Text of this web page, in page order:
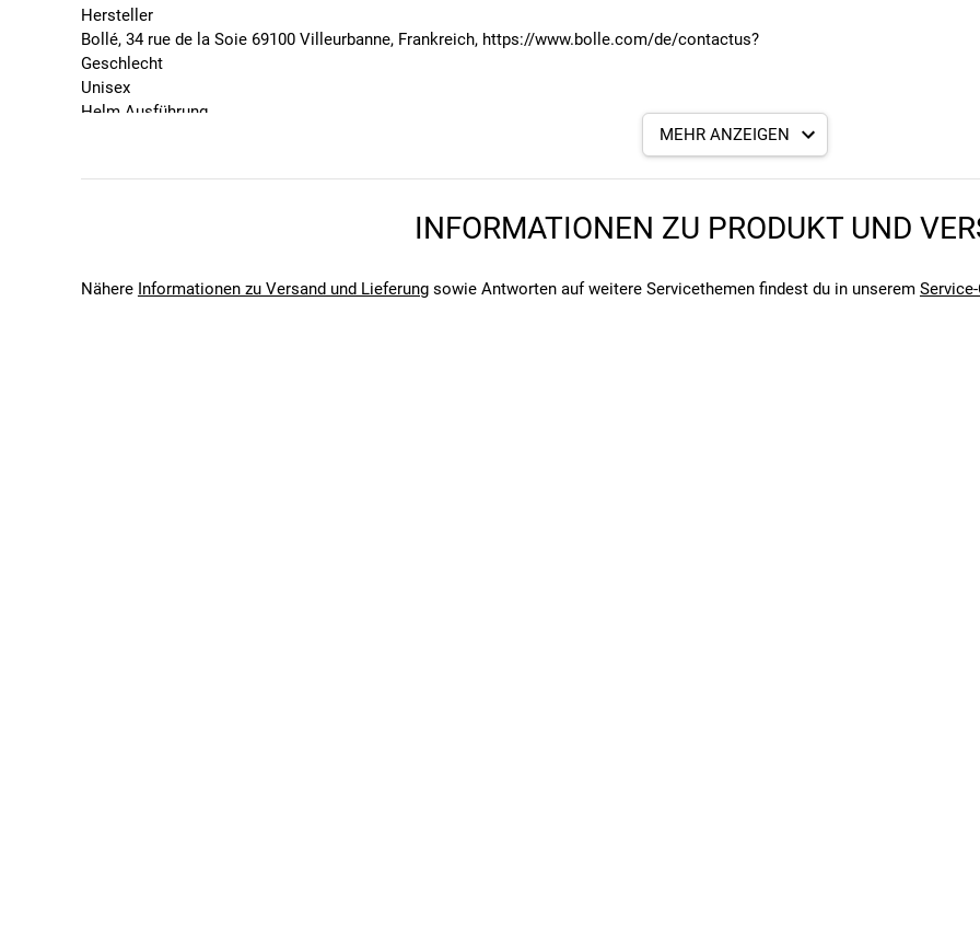
MIPS
Click-To-Fit System: Passform Ihres Helms einfach und schnell ins kleinste Detail anpassen. Der Verstellknopf aus
festzuziehen oder zu lockern, selbst wenn Sie Handschuhe tragen!
Eco-Friendliy Materials
Gewicht: 240g (Herstellerangabe)
Hersteller
Bollé, 34 rue de la Soie 69100 Villeurbanne, Frankreich, https://www.bolle.com/de/contactus?
Geschlecht
Unisex
Helm Ausführung
52, 53, 54, 55
Aktion
Bitte beachte, dass es zu Abweichungen zwischen den angegebenen- und den verbauten Komponenten bei Fahrrädern
MEHR ANZEIGEN
INFORMATIONEN ZU PRODUKT UND
Nähere Informationen zu Versand und Lieferungsowie Antworten auf weitere Servicethemen findest du in unserem